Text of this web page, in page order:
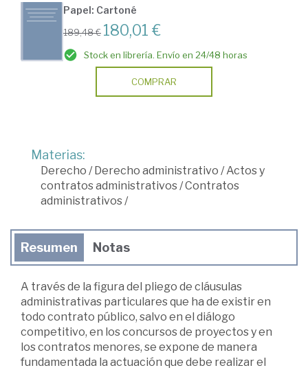
Papel: Cartoné
189,48 € 180,01 €
Stock en librería. Envío en 24/48 horas
COMPRAR
Materias:
Derecho /Derecho administrativo /Actos y
contratos administrativos/Contratos
administrativos/
Resumen Notas
A través de la figura del pliego de cláusulas
administrativas particulares que ha de existir en
todo contrato público, salvo en el diálogo
competitivo, en los concursos de proyectos y en
los contratos menores, se expone de manera
fundamentada la actuación que debe realizar el